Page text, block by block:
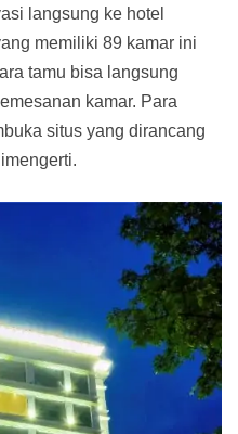
langsung ke hotel
memiliki 89 kamar ini
tamu bisa langsung
kamar. Para
situs yang dirancang